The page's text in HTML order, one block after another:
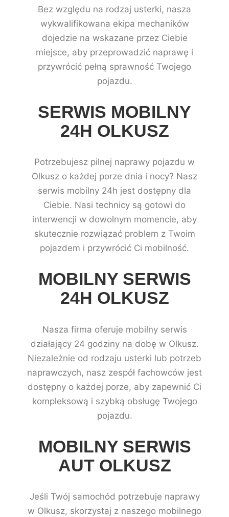
Bez względu na rodzaj usterki, nasza
wykwalifikowana ekipa mechaników
dojedzie na wskazane przez Ciebie
miejsce, aby przeprowadzić naprawę i
przywrócić pełną sprawność Twojego
pojazdu.
SERWIS MOBILNY
24H OLKUSZ
Potrzebujesz pilnej naprawy pojazdu w
Olkusz o każdej porze dnia i nocy? Nasz
serwis mobilny 24h jest dostępny dla
Ciebie. Nasi technicy są gotowi do
interwencji w dowolnym momencie, aby
skutecznie rozwiązać problem z Twoim
pojazdem i przywrócić Ci mobilność.
MOBILNY SERWIS
24H OLKUSZ
Nasza firma oferuje mobilny serwis
działający 24 godziny na dobę w Olkusz.
Niezależnie od rodzaju usterki lub potrzeb
naprawczych, nasz zespół fachowców jest
dostępny o każdej porze, aby zapewnić Ci
kompleksową i szybką obsługę Twojego
pojazdu.
MOBILNY SERWIS
AUT OLKUSZ
Jeśli Twój samochód potrzebuje naprawy
w Olkusz, skorzystaj z naszego mobilnego